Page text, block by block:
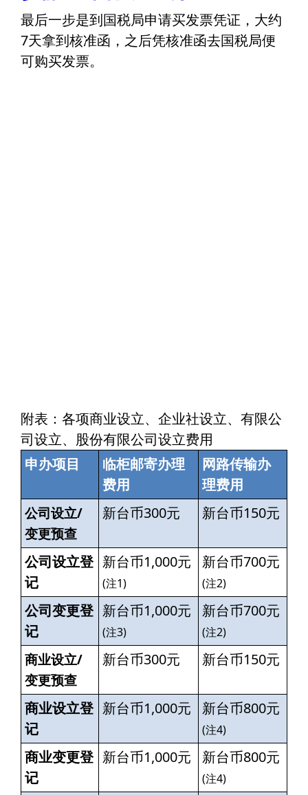
最后一步是到国税局申请买发票凭证，大约
7天拿到核准函，之后凭核准函去国税局便
可购买发票。
附表：各项商业设立、企业社设立、有限公
司设立、股份有限公司设立费用
申办项目
临柜邮寄办理
费用
网路传输办
理费用
公司设立/
变更预查
新台币300元 新台币150元
公司设立登
记
新台币1,000元
(注1)
新台币700元
(注2)
公司变更登
记
新台币1,000元
(注3)
新台币700元
(注2)
商业设立/
变更预查
新台币300元 新台币150元
商业设立登
记
新台币1,000元 新台币800元
(注4)
商业变更登
记
新台币1,000元 新台币800元
(注4)